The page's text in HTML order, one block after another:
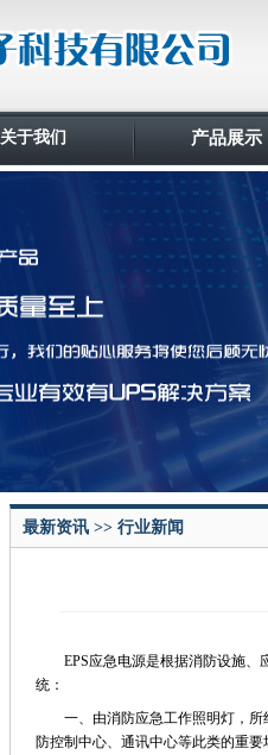
关于我们 产品展示
最新资讯 >> 行业新闻
EPS应急电源是根据消防设施、
统：
一、由消防应急工作照明灯，所
防控制中心、通讯中心等此类的重